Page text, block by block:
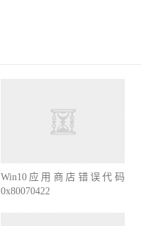
Win10应用商店错误代码
0x80070422